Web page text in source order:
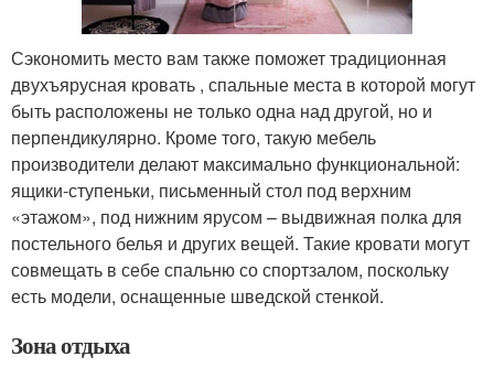
Сэкономить место вам также поможет традиционная
двухъярусная кровать , спальные места в которой могут
быть расположены не только одна над другой, но и
перпендикулярно. Кроме того, такую мебель
производители делают максимально функциональной:
ящики-ступеньки, письменный стол под верхним
«этажом», под нижним ярусом – выдвижная полка для
постельного белья и других вещей. Такие кровати могут
совмещать в себе спальню со спортзалом, поскольку
есть модели, оснащенные шведской стенкой.
Зона отдыха